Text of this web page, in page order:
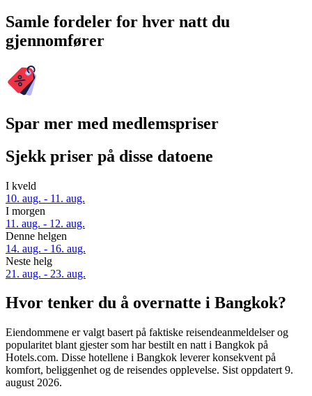
Samle fordeler for hver natt du
gjennomfører
Spar mer med medlemspriser
Sjekk priser på disse datoene
I kveld
10. aug. - 11. aug.
I morgen
11. aug. - 12. aug.
Denne helgen
14. aug. - 16. aug.
Neste helg
21. aug. - 23. aug.
Hvor tenker du å overnatte i Bangkok?
Eiendommene er valgt basert på faktiske reisendeanmeldelser og
popularitet blant gjester som har bestilt en natt i Bangkok på
Hotels.com. Disse hotellene i Bangkok leverer konsekvent på
komfort, beliggenhet og de reisendes opplevelse. Sist oppdatert 9.
august 2026.